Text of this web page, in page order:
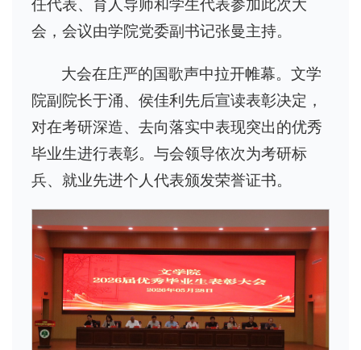
会，会议由学院党委副书记张曼主持。
大会在庄严的国歌声中拉开帷幕。文学
院副院长于涌、侯佳利先后宣读表彰决定，
对在考研深造、去向落实中表现突出的优秀
毕业生进行表彰。与会领导依次为考研标
兵、就业先进个人代表颁发荣誉证书。